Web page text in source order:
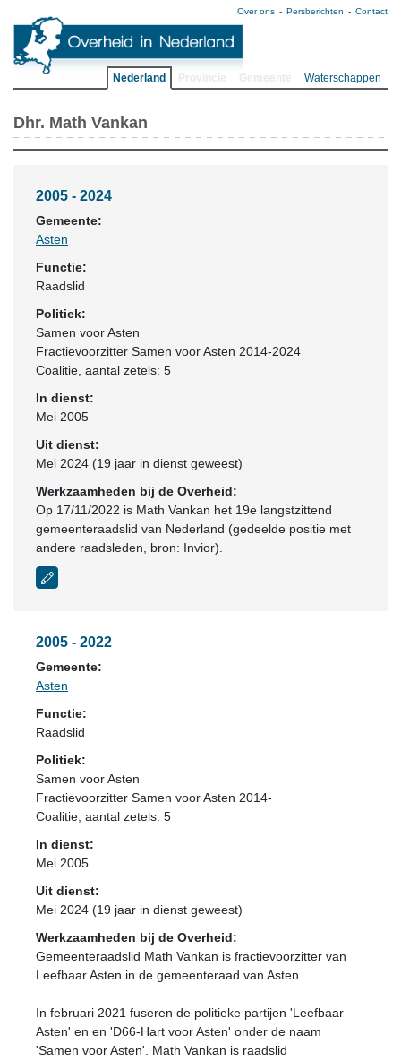
Over ons Persberichten Contact
Nederland Waterschappen
Dhr. Math Vankan
2005 - 2024
Gemeente:
Asten
Functie:
Raadslid
Politiek:
Samen voor Asten
Fractievoorzitter Samen voor Asten 2014-2024
Coalitie , aantal zetels: 5
In dienst:
Mei 2005
Uit dienst:
Mei 2024 (19 jaar in dienst geweest)
Werkzaamheden bij de Overheid:
Op 17/11/2022 is Math Vankan het 19e langstzittend
gemeenteraadslid van Nederland (gedeelde positie met
andere raadsleden, bron: Invior).
2005 - 2022
Gemeente:
Asten
Functie:
Raadslid
Politiek:
Samen voor Asten
Fractievoorzitter Samen voor Asten 2014-
Coalitie , aantal zetels: 5
In dienst:
Mei 2005
Uit dienst:
Mei 2024 (19 jaar in dienst geweest)
Werkzaamheden bij de Overheid:
Gemeenteraadslid Math Vankan is fractievoorzitter van
Leefbaar Asten in de gemeenteraad van Asten.
In februari 2021 fuseren de politieke partijen 'Leefbaar
Asten' en en 'D66-Hart voor Asten' onder de naam
'Samen voor Asten'. Math Vankan is raadslid